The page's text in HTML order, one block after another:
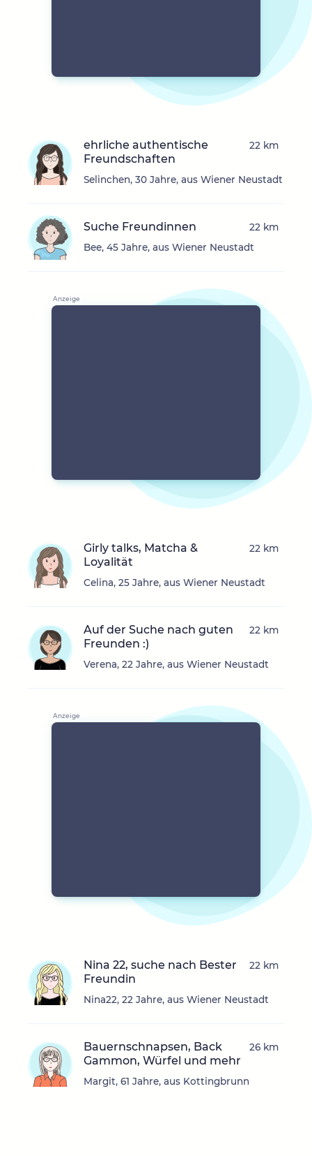
ehrliche authentische
Freundschaften
Selinchen, 30 Jahre, aus Wiener Neustadt
22 km
Suche Freundinnen
Bee, 45 Jahre, aus Wiener Neustadt
22 km
Girly talks, Matcha &
Loyalität
Celina, 25 Jahre, aus Wiener Neustadt
22 km
Auf der Suche nach guten
Freunden :)
Verena, 22 Jahre, aus Wiener Neustadt
22 km
Nina 22, suche nach Bester
Freundin
Nina22, 22 Jahre, aus Wiener Neustadt
22 km
Bauernschnapsen, Back
Gammon, Würfel und mehr
Margit, 61 Jahre, aus Kottingbrunn
26 km